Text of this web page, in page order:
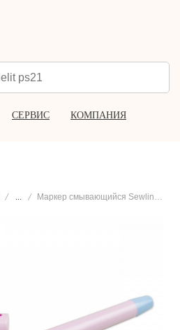
СЕРВИС КОМПАНИЯ
... Маркер смывающийся Sewline Styla, голубой